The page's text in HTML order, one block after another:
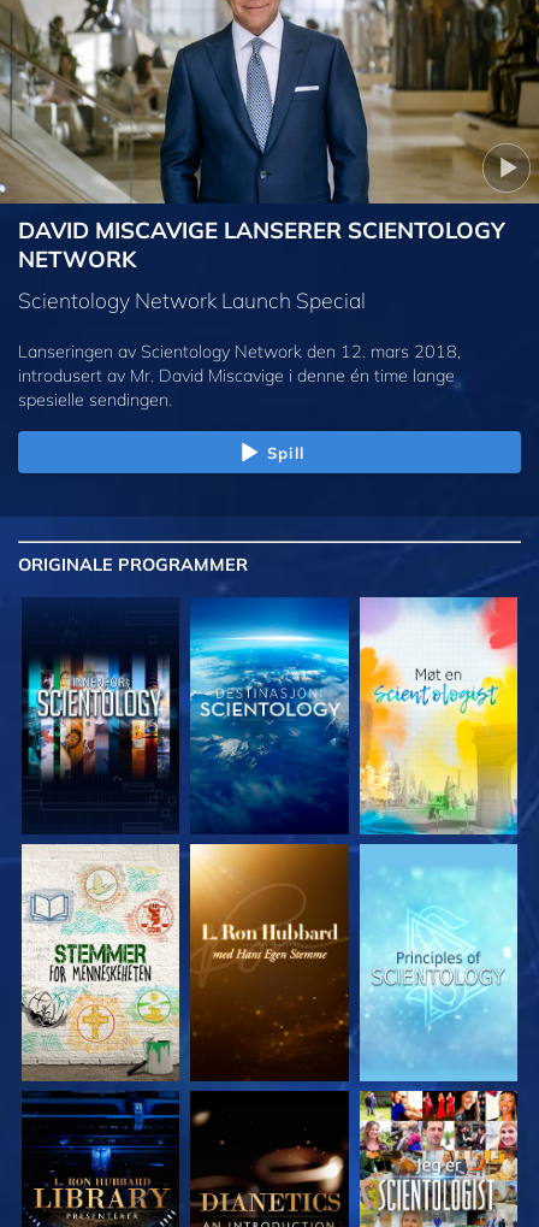
DAVID MISCAVIGE LANSERER SCIENTOLOGY
NETWORK
Scientology Network Launch Special
Lanseringen av Scientology Network den 12. mars 2018,
introdusert av Mr. David Miscavige i denne én time lange
spesielle sendingen.
Spill
ORIGINALE PROGRAMMER
UTFORSK SERIEN UTFORSK SERIEN UTFORSK SERIEN
UTFORSK SERIEN UTFORSK SERIEN SE